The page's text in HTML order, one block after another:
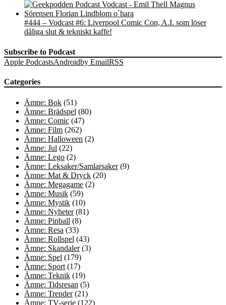
#444 – Vodcast #6: Liverpool Comic Con, A.I. som löser
dåliga slut & tekniskt kaffe!
Subscribe to Podcast
Apple PodcastsAndroidby EmailRSS
Categories
Ämne: Bok (51)
Ämne: Brädspel (80)
Ämne: Comic (47)
Ämne: Film (262)
Ämne: Halloween (2)
Ämne: Jul (22)
Ämne: Lego (2)
Ämne: Leksaker/Samlarsaker(9)
Ämne: Mat & Dryck (20)
Ämne: Megagame (2)
Ämne: Musik (59)
Ämne: Mystik (10)
Ämne: Nyheter(81)
Ämne: Pinball (8)
Ämne: Resa (33)
Ämne: Rollspel (43)
Ämne: Skandaler(3)
Ämne: Spel (179)
Ämne: Sport (17)
Ämne: Teknik (19)
Ämne: Tidsresan (5)
Ämne: Trender(21)
Ämne: TV-serie (122)